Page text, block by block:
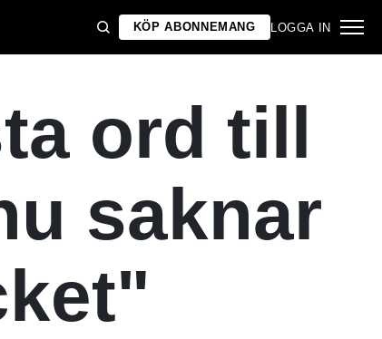
KÖP ABONNEMANG LOGGA IN
ord till
saknar